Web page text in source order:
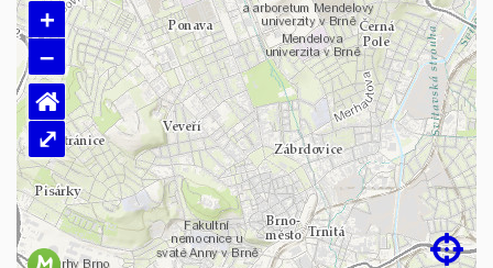
Načítám mapu…
+
–

⌂
⤢